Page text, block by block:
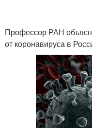
Профессор РАН
от коронавируса в